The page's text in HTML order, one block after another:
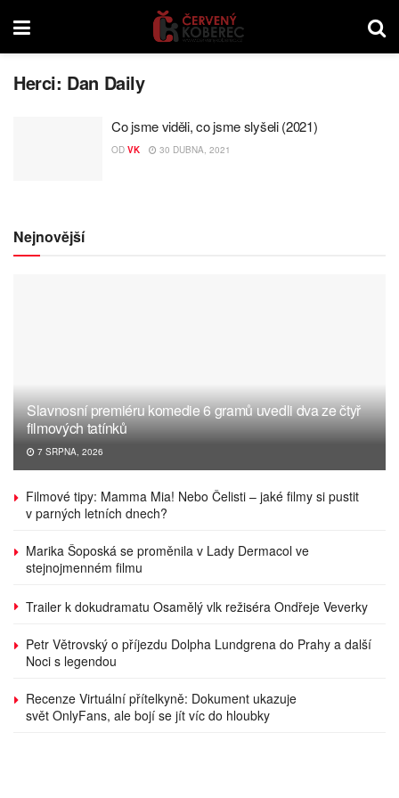
Herci: Dan Daily
Co jsme viděli, co jsme slyšeli (2021)
OD VK 30 DUBNA, 2021
Nejnovější
Slavnosní premiéru komedie 6 gramů uvedli dva ze čtyř
filmových tatínků
7 SRPNA, 2026
Filmové tipy: Mamma Mia! Nebo Čelisti – jaké filmy si pustit
v parných letních dnech?
Marika Šoposká se proměnila v Lady Dermacol ve
stejnojmenném filmu
Trailer k dokudramatu Osamělý vlk režiséra Ondřeje Veverky
Petr Větrovský o příjezdu Dolpha Lundgrena do Prahy a další
Noci s legendou
Recenze Virtuální přítelkyně: Dokument ukazuje
svět OnlyFans, ale bojí se jít víc do hloubky